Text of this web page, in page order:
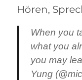
Hören,
When you
what you
you may
Yung